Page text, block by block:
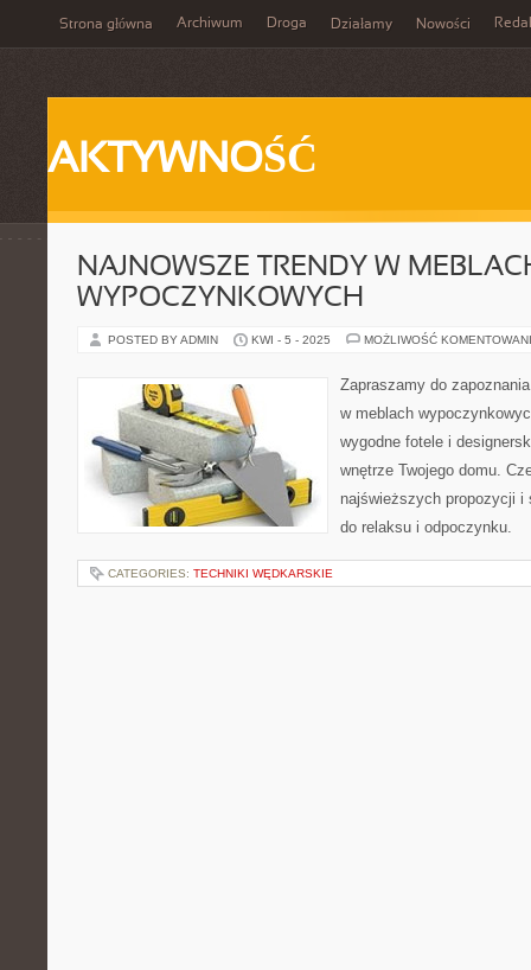
Strona główna Archiwum Droga Działamy Nowości
AKTYWNOŚĆ
NAJNOWSZE TRENDY W
WYPOCZYNKOWYCH
POSTED BY ADMIN KWI - 5 - 2025 MOŻLIWOŚĆ
Zapraszamy do
w meblach
wygodne fotele i
wnętrze Twojego domu.
najświeższych propozycji i
do relaksu i odpoczynku.
CATEGORIES: TECHNIKI WĘDKARSKIE